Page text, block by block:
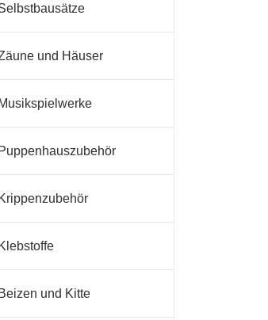
und Häuser
Musikspielwerke
Puppenhauszubehör
Krippenzubehör
Klebstoffe
Beizen und Kitte